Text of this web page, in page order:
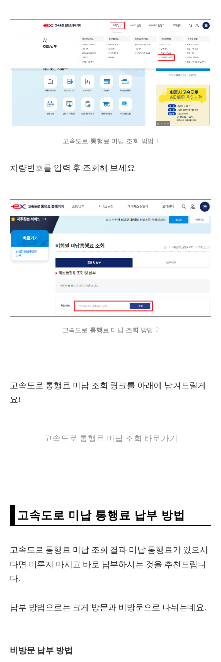
고속도로 통행료 미납 조회 방법 1
차량번호를 입력 후 조회해 보세요
고속도로 통행료 미납 조회 방법 2
고속도로 통행료 미납 조회 링크를 아래에 남겨드릴게
요!
고속도로 통행료 미납 조회 바로가기
고속도로 미납 통행료 납부 방법
고속도로 통행료 미납 조회 결과 미납 통행료가 있으시
다면 미루지 마시고 바로 납부하시는 것을 추천드립니
다.
납부 방법으로는 크게 방문과 비방문으로 나뉘는데요.
비방문 납부 방법